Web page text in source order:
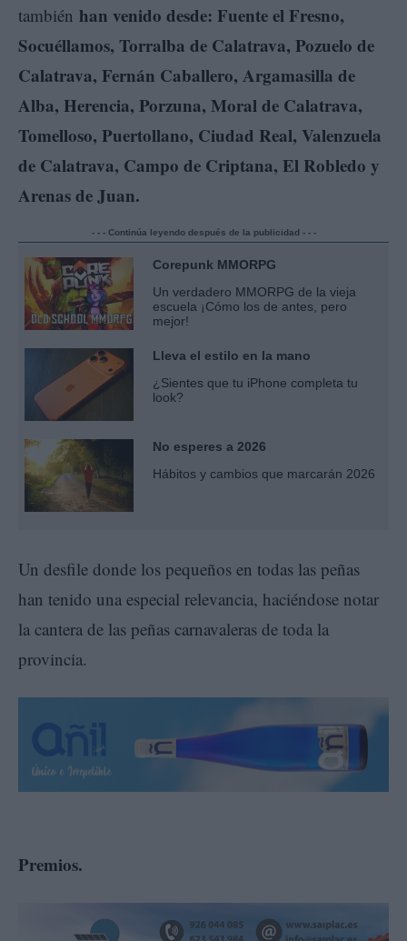
también han venido desde: Fuente el Fresno,
Socuéllamos, Torralba de Calatrava, Pozuelo de
Calatrava, Fernán Caballero, Argamasilla de
Alba, Herencia, Porzuna, Moral de Calatrava,
Tomelloso, Puertollano, Ciudad Real, Valenzuela
de Calatrava, Campo de Criptana, El Robledo y
Arenas de Juan.
- - - Continúa leyendo después de la publicidad - - -
Corepunk MMORPG
Un verdadero MMORPG de la vieja
escuela ¡Cómo los de antes, pero
mejor!
Lleva el estilo en la mano
¿Sientes que tu iPhone completa tu
look?
No esperes a 2026
Hábitos y cambios que marcarán 2026
Un desfile donde los pequeños en todas las peñas
han tenido una especial relevancia, haciéndose notar
la cantera de las peñas carnavaleras de toda la
provincia.
Premios.